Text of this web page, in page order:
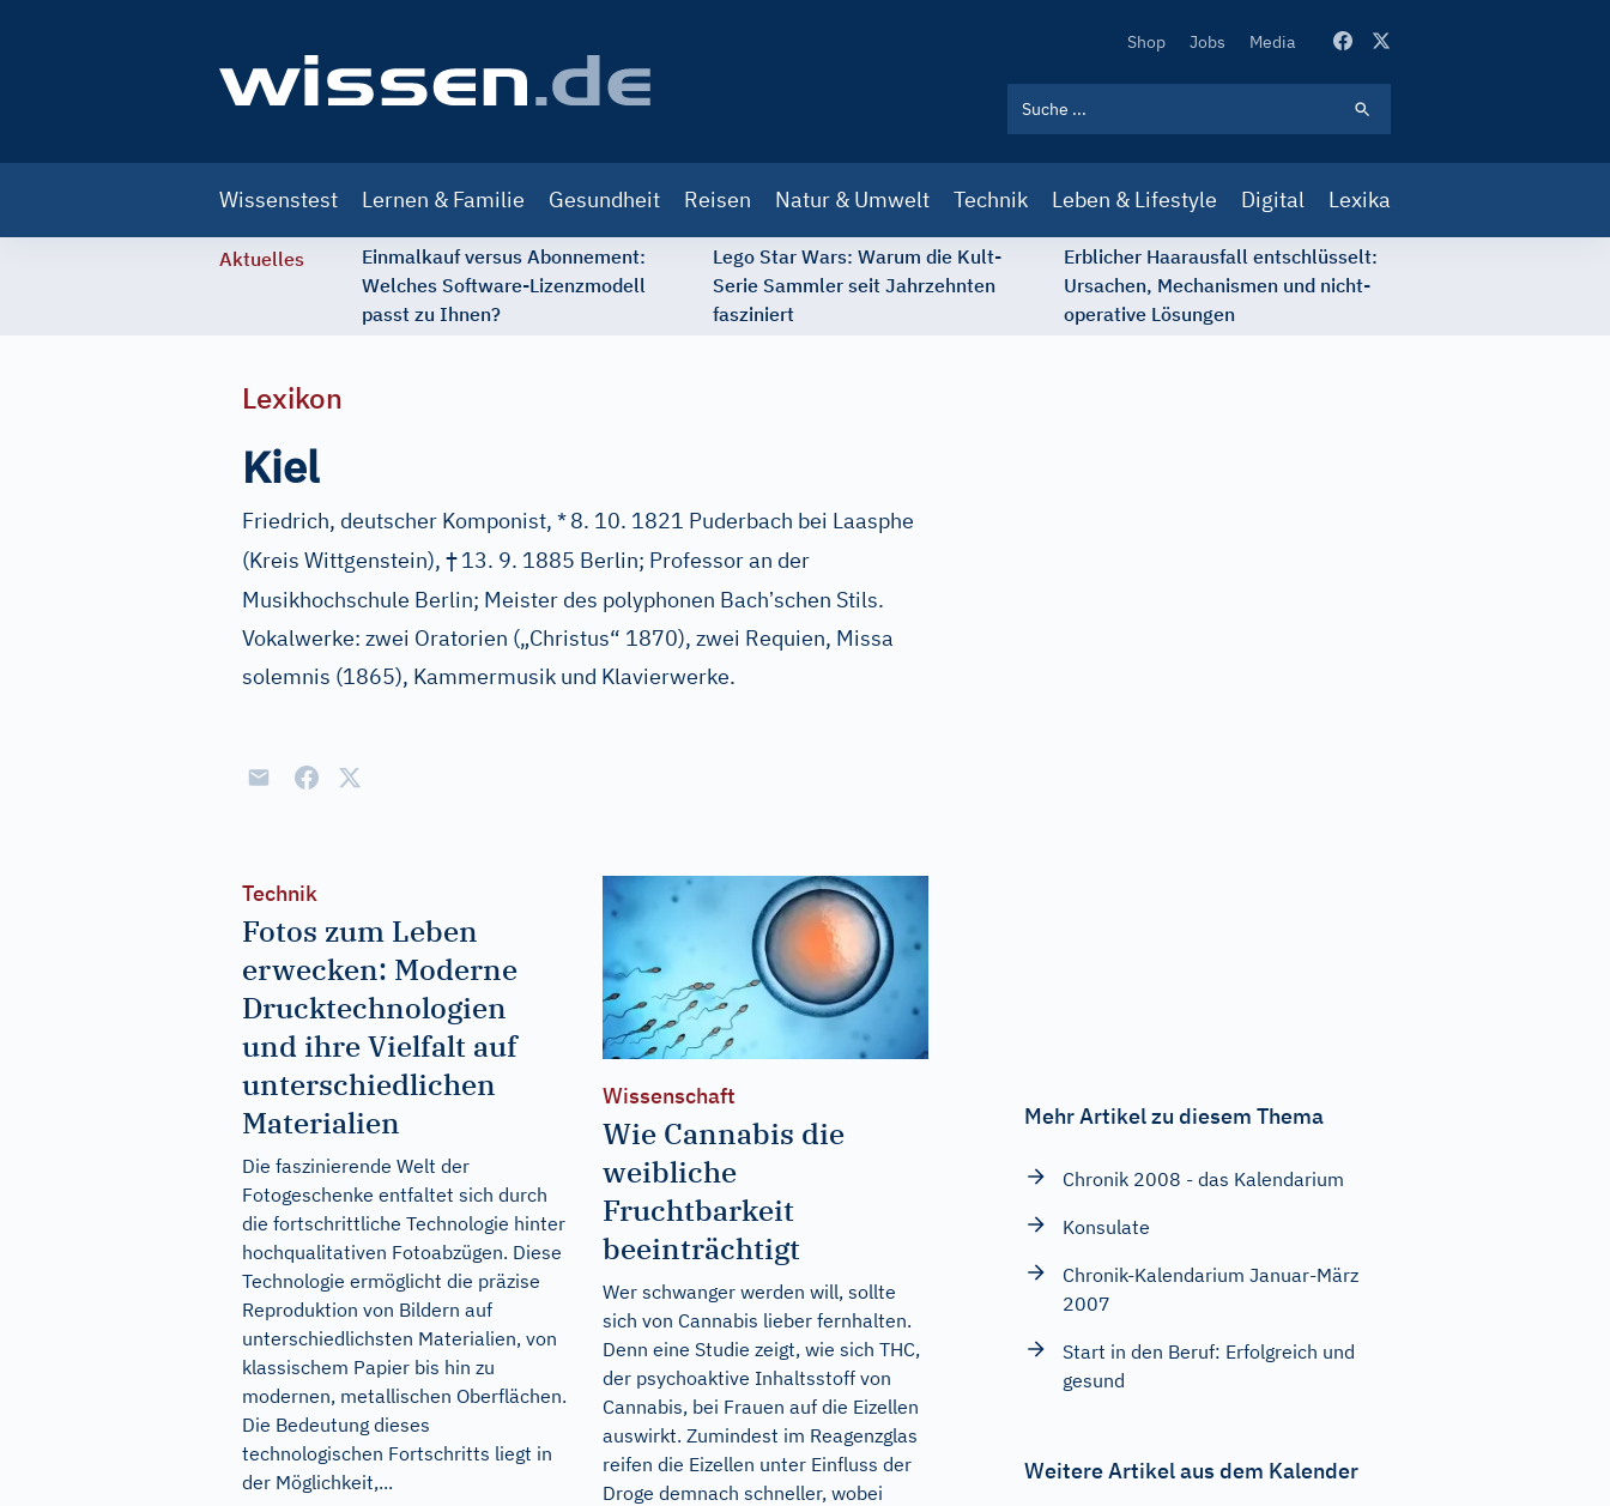
Secondary
Shop Jobs Media
navigation
Wissenstest Lernen & Familie Gesundheit Reisen Natur & Umwelt Technik Leben & Lifestyle Digital Lexika
Aktuelles
Einmalkauf versus Abonnement:
Welches Software-Lizenzmodell
passt zu Ihnen?
Lego Star Wars: Warum die Kult-
Serie Sammler seit Jahrzehnten
fasziniert
Erblicher Haarausfall entschlüsselt:
Ursachen, Mechanismen und nicht-
operative Lösungen
Lexikon
Kiel
Friedrich, deutscher Komponist, *8. 10. 1821 Puderbach bei Laasphe
(Kreis Wittgenstein), †13. 9. 1885 Berlin; Professor an der
Musikhochschule Berlin; Meister des polyphonen Bach’schen Stils.
Vokalwerke: zwei Oratorien („Christus“ 1870), zwei Requien, Missa
solemnis (1865), Kammermusik und Klavierwerke.
Technik
Fotos zum Leben
erwecken: Moderne
Drucktechnologien
und ihre Vielfalt auf
unterschiedlichen
Materialien
Die faszinierende Welt der
Fotogeschenke entfaltet sich durch
die fortschrittliche Technologie hinter
hochqualitativen Fotoabzügen. Diese
Technologie ermöglicht die präzise
Reproduktion von Bildern auf
unterschiedlichsten Materialien, von
klassischem Papier bis hin zu
modernen, metallischen Oberflächen.
Die Bedeutung dieses
technologischen Fortschritts liegt in
der Möglichkeit,...
Wissenschaft
Wie Cannabis die
weibliche
Fruchtbarkeit
beeinträchtigt
Wer schwanger werden will, sollte
sich von Cannabis lieber fernhalten.
Denn eine Studie zeigt, wie sich THC,
der psychoaktive Inhaltsstoff von
Cannabis, bei Frauen auf die Eizellen
auswirkt. Zumindest im Reagenzglas
reifen die Eizellen unter Einfluss der
Droge demnach schneller, wobei
Mehr Artikel zu diesem Thema
Chronik 2008 - das Kalendarium
Konsulate
Chronik-Kalendarium Januar-März
2007
Start in den Beruf: Erfolgreich und
gesund
Weitere Artikel aus dem Kalender